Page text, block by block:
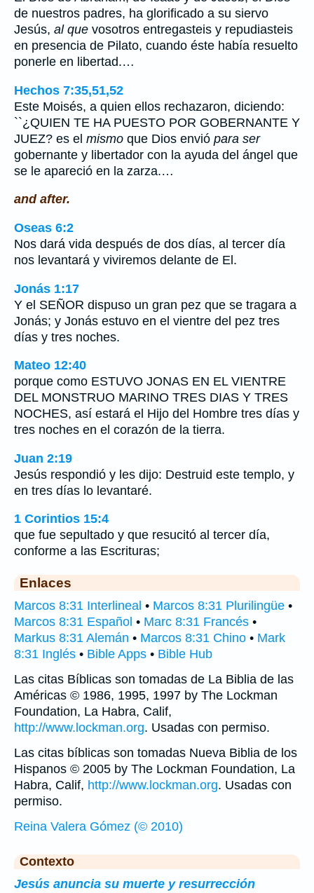
de nuestros padres, ha glorificado a su siervo
Jesús, al que vosotros entregasteis y repudiasteis
en presencia de Pilato, cuando éste había resuelto
ponerle en libertad.…
Hechos 7:35,51,52
Este Moisés, a quien ellos rechazaron, diciendo:
``¿QUIEN TE HA PUESTO POR GOBERNANTE Y
JUEZ? es el mismo que Dios envió para ser
gobernante y libertador con la ayuda del ángel que
se le apareció en la zarza.…
and after.
Oseas 6:2
Nos dará vida después de dos días, al tercer día
nos levantará y viviremos delante de El.
Jonás 1:17
Y el SEÑOR dispuso un gran pez que se tragara a
Jonás; y Jonás estuvo en el vientre del pez tres
días y tres noches.
Mateo 12:40
porque como ESTUVO JONAS EN EL VIENTRE
DEL MONSTRUO MARINO TRES DIAS Y TRES
NOCHES, así estará el Hijo del Hombre tres días y
tres noches en el corazón de la tierra.
Juan 2:19
Jesús respondió y les dijo: Destruid este templo, y
en tres días lo levantaré.
1 Corintios 15:4
que fue sepultado y que resucitó al tercer día,
conforme a las Escrituras;
Enlaces
Marcos 8:31 Interlineal • Marcos 8:31 Plurilingüe •
Marcos 8:31 Español • Marc 8:31 Francés •
Markus 8:31 Alemán • Marcos 8:31 Chino • Mark
8:31 Inglés • Bible Apps • Bible Hub
Las citas Bíblicas son tomadas de La Biblia de las
Américas © 1986, 1995, 1997 by The Lockman
Foundation, La Habra, Calif,
http://www.lockman.org. Usadas con permiso.
Las citas bíblicas son tomadas Nueva Biblia de los
Hispanos © 2005 by The Lockman Foundation, La
Habra, Calif, http://www.lockman.org. Usadas con
permiso.
Reina Valera Gómez (© 2010)
Contexto
Jesús anuncia su muerte y resurrección